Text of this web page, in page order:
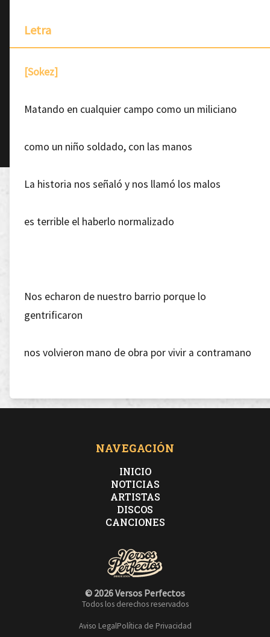
Letra
[Sokez]
Matando en cualquier campo como un miliciano
como un niño soldado, con las manos
La historia nos señaló y nos llamó los malos
es terrible el haberlo normalizado
Nos echaron de nuestro barrio porque lo
gentrificaron
nos volvieron mano de obra por vivir a contramano
Estoy abriendo el chakra (shukran)
Y que mi vía' sea en una hamaca escuchando rumba
NAVEGACIÓN
INICIO
NOTICIAS
ARTISTAS
DISCOS
CANCIONES
© 2026 Versos Perfectos
Todos los derechos reservados
Aviso LegalPolítica de Privacidad